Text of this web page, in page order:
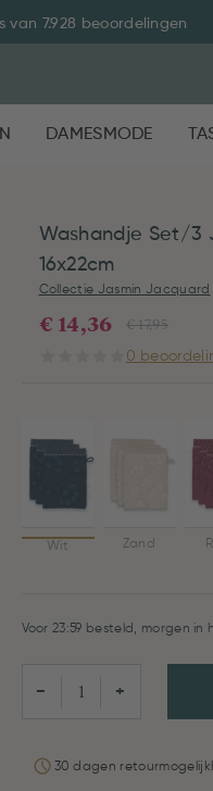
van 7.928 beoordelingen
DAMESMODE
Washandje Set/3
16x22cm
Collectie Jasmin Jacquard
€ 17,95
€ 14,36
0
Wit Zand
Voor 23:59 besteld, morgen in
− +
30 dagen